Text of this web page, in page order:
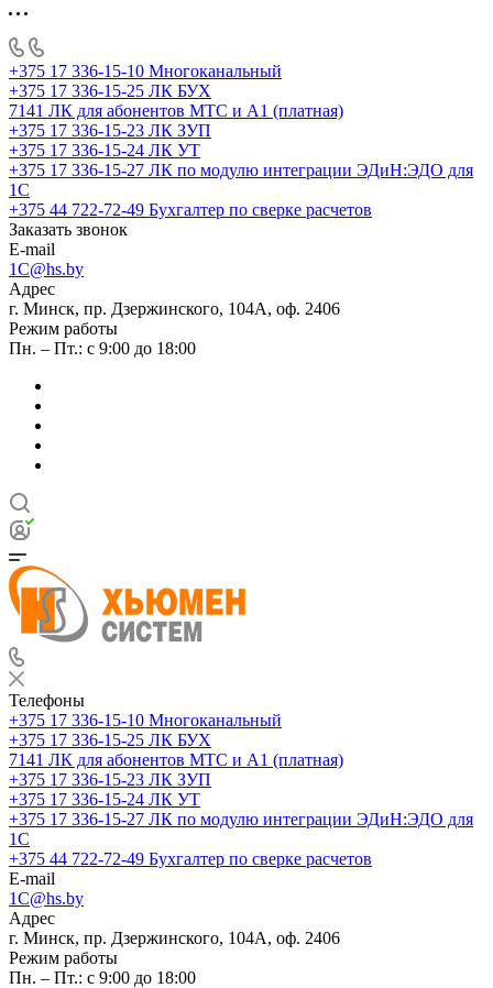
+375 17 336-15-10 Многоканальный
+375 17 336-15-25 ЛК БУХ
7141 ЛК для абонентов МТС и А1 (платная)
+375 17 336-15-23 ЛК ЗУП
+375 17 336-15-24 ЛК УТ
+375 17 336-15-27 ЛК по модулю интеграции ЭДиН:ЭДО для
1С
+375 44 722-72-49 Бухгалтер по сверке расчетов
Заказать звонок
E-mail
1C@hs.by
Адрес
г. Минск, пр. Дзержинского, 104А, оф. 2406
Режим работы
Пн. – Пт.: с 9:00 до 18:00
Телефоны
+375 17 336-15-10 Многоканальный
+375 17 336-15-25 ЛК БУХ
7141 ЛК для абонентов МТС и А1 (платная)
+375 17 336-15-23 ЛК ЗУП
+375 17 336-15-24 ЛК УТ
+375 17 336-15-27 ЛК по модулю интеграции ЭДиН:ЭДО для
1С
+375 44 722-72-49 Бухгалтер по сверке расчетов
E-mail
1C@hs.by
Адрес
г. Минск, пр. Дзержинского, 104А, оф. 2406
Режим работы
Пн. – Пт.: с 9:00 до 18:00